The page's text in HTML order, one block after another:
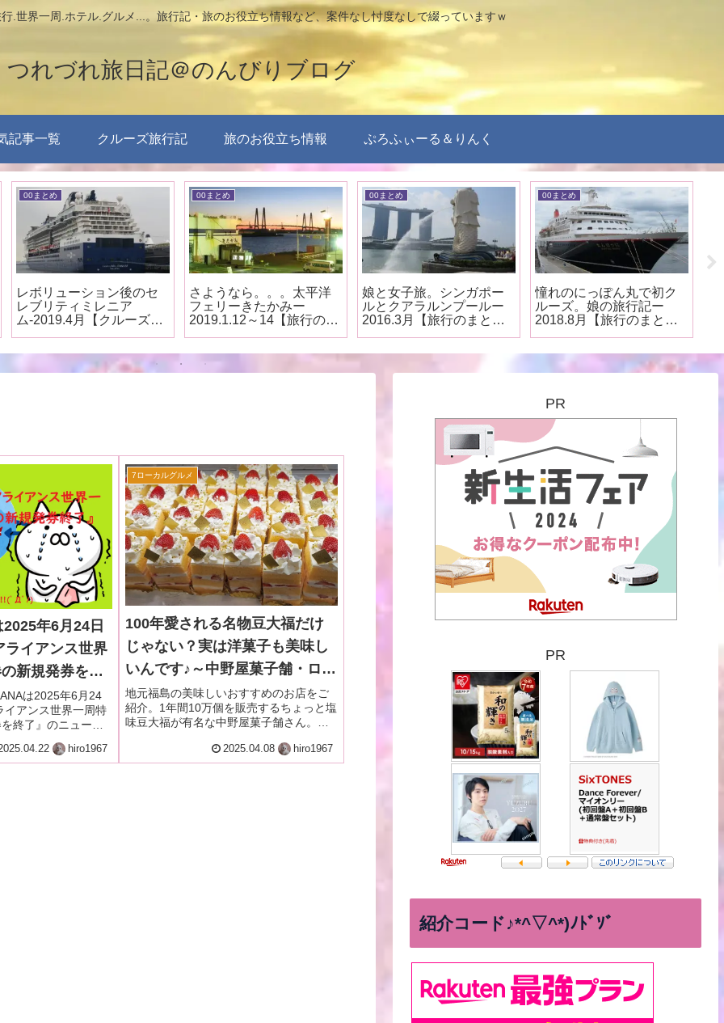
.世界一周.ホテル.グルメ...。旅行記・旅のお役立ち情報など、案件なし忖度なしで綴っていますｗ
つれづれ旅日記＠のんびりブログ
記事一覧 クルーズ旅行記 旅のお役立ち情報 ぷろふぃーる＆りんく
00まとめ
レボリューション後のセ
レブリティミレニア
ム-2019.4月【クルーズ船
00まとめ
さようなら。。。太平洋
フェリーきたかみー
2019.1.12～14【旅行のま
00まとめ
娘と女子旅。シンガポー
ルとクアラルンプールー
2016.3月【旅行のまと
00まとめ
憧れのにっぽん丸で初ク
ルーズ。娘の旅行記ー
2018.8月【旅行のまと
年6月24日
ライアンス世界
新規発券を終
衝撃を受け
の世界一周
は2025年6月24
イアンス世界一周特
終了』のニュース
hiro1967
7ローカルグルメ
100年愛される名物豆大福だけ
じゃない？実は洋菓子も美味し
いんです♪～中野屋菓子舗・ロー
カルグルメ＠福島
地元福島の美味しいおすすめのお店をご
紹介。1年間10万個を販売するちょっと塩
味豆大福が有名な中野屋菓子舗さん。ケ
ぶりに行ってみたら美味しそうなケーキ
がショーケースに並んでたぞ♪
2025.04.08 hiro1967
PR
PR
紹介コード♪*^▽^*)ﾉﾄﾞｿﾞ